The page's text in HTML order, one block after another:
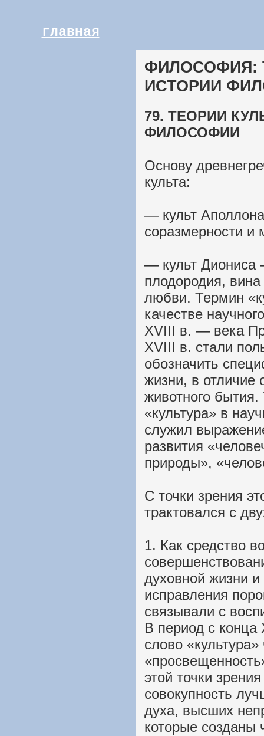
главная
ФИЛОСОФИЯ:
ИСТОРИИ
79. ТЕОРИИ
ФИЛОСОФИИ
Основу
культа:
— культ
соразмерности и
— культ Диониса
плодородия, вина
любви. Термин
качестве
XVIII в. — века
XVIII в. стали
обозначить
жизни, в отличие
животного
«культура» в
служил
развития
природы»,
С точки зрения
трактовался с
1. Как средство
духовной жизни
исправления
связывали с
В период с конца
слово
этой точки
совокупность
духа, высших
которые созданы